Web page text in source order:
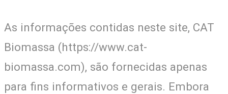
As informações contidas neste site, CAT
Biomassa (https://www.cat-
biomassa.com), são fornecidas apenas
para fins informativos e gerais. Embora